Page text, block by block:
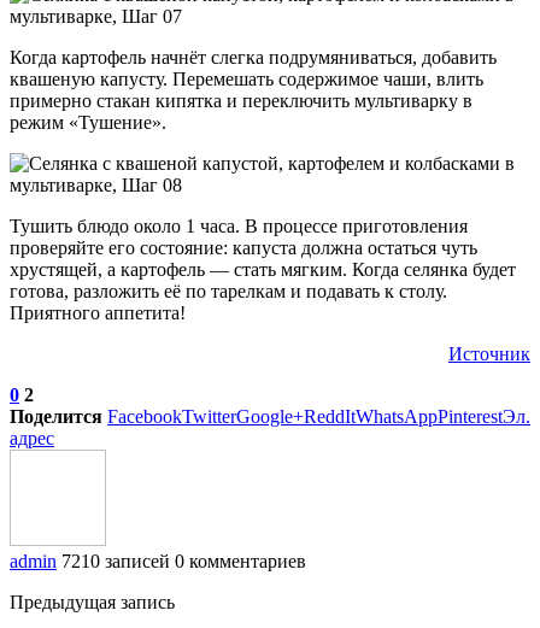
Когда картофель начнёт слегка подрумяниваться, добавить
квашеную капусту. Перемешать содержимое чаши, влить
примерно стакан кипятка и переключить мультиварку в
режим «Тушение».
Тушить блюдо около 1 часа. В процессе приготовления
проверяйте его состояние: капуста должна остаться чуть
хрустящей, а картофель — стать мягким. Когда селянка будет
готова, разложить её по тарелкам и подавать к столу.
Приятного аппетита!
Источник
0 2
Поделится FacebookTwitterGoogle+ReddItWhatsAppPinterestЭл.
адрес
admin 7210 записей 0 комментариев
Предыдущая запись